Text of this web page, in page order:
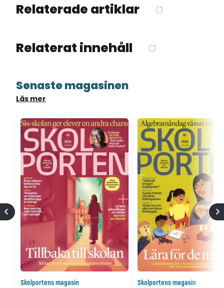
Relaterade artiklar
Relaterat innehåll
Senaste magasinen
Läs mer
Skolportens magasin
Skolportens magasin